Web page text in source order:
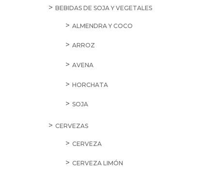
BEBIDAS DE SOJA Y VEGETALES
ALMENDRA Y COCO
ARROZ
AVENA
HORCHATA
SOJA
CERVEZAS
CERVEZA
CERVEZA LIMÓN